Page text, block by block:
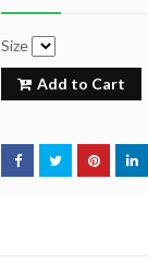
Size
Add to Cart